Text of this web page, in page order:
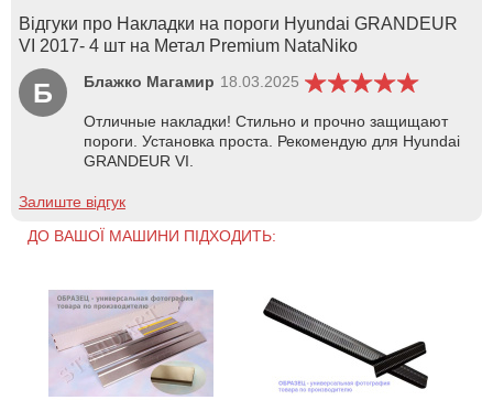
Відгуки про Накладки на пороги Hyundai GRANDEUR
VI 2017- 4 шт на Метал Premium NataNiko
Б Блажко Магамир 18.03.2025
Отличные накладки! Стильно и прочно защищают
пороги. Установка проста. Рекомендую для Hyundai
GRANDEUR VI.
Залиште відгук
ДО ВАШОЇ МАШИНИ ПІДХОДИТЬ: